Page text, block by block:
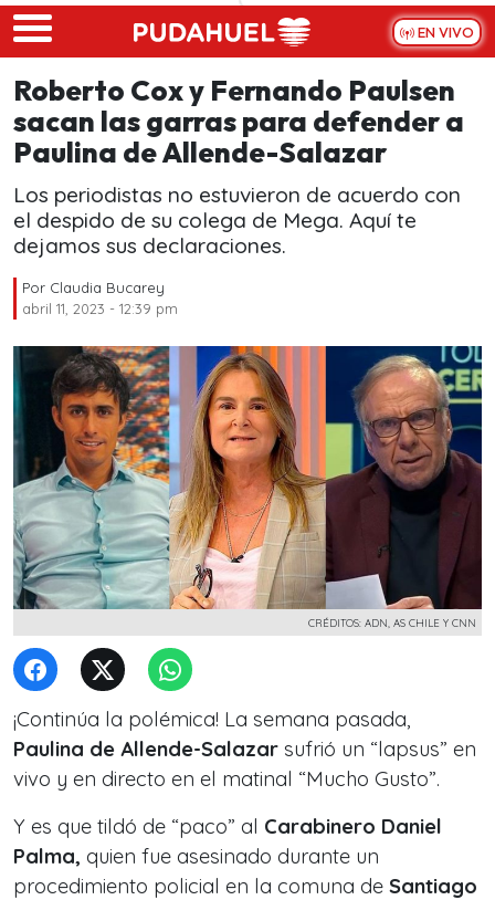
Skip to main content
EN VIVO
Roberto Cox y Fernando Paulsen
sacan las garras para defender a
Paulina de Allende-Salazar
Los periodistas no estuvieron de acuerdo con
el despido de su colega de Mega. Aquí te
dejamos sus declaraciones.
Por Claudia Bucarey
abril 11, 2023 - 12:39 pm
CRÉDITOS: ADN, AS CHILE Y CNN
¡Continúa la polémica! La semana pasada,
Paulina de Allende-Salazar sufrió un “lapsus” en
vivo y en directo en el matinal “Mucho Gusto”.
Y es que tildó de “paco” al Carabinero Daniel
Palma, quien fue asesinado durante un
procedimiento policial en la comuna de Santiago